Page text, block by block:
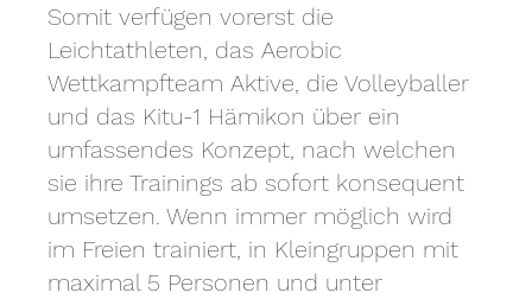
Somit verfügen vorerst die
Leichtathleten, das Aerobic
Wettkampfteam Aktive, die Volleyballer
und das Kitu-1 Hämikon über ein
umfassendes Konzept, nach welchen
sie ihre Trainings ab sofort konsequent
umsetzen. Wenn immer möglich wird
im Freien trainiert, in Kleingruppen mit
maximal 5 Personen und unter